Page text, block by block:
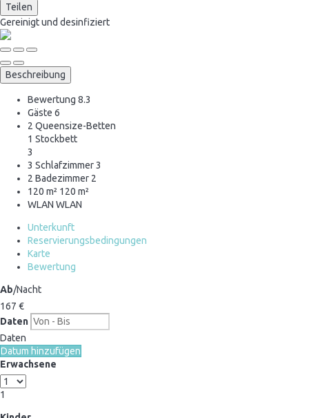
Teilen
Gereinigtund desinfiziert
Beschreibung
Bewertung 8.3
Gäste 6
2 Queensize-Betten
1 Stockbett
3
3 Schlafzimmer3
2 Badezimmer 2
120 m² 120 m²
WLAN WLAN
Unterkunft
Reservierungsbedingungen
Karte
Bewertung
Ab/Nacht
167 €
Daten
Daten
Datum hinzufügen
Erwachsene
1